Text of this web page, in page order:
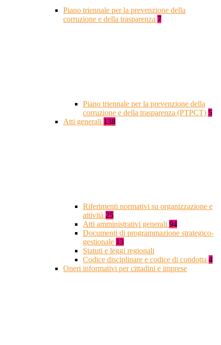
Piano triennale per la prevenzione della
corruzione e della trasparenza 7
Piano triennale per la prevenzione della
corruzione e della trasparenza (PTPCT) 5
Atti generali 138
Riferimenti normativi su organizzazione e
attività 25
Atti amministrativi generali 94
Documenti di programmazione strategico-
gestionale 13
Statuti e leggi regionali
Codice disciplinare e codice di condotta 4
Oneri informativi per cittadini e imprese